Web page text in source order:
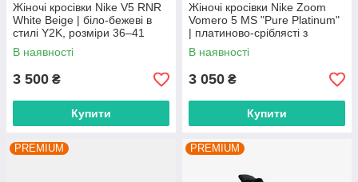
Жіночі кросівки Nike V5 RNR
White Beige | біло-бежеві в
стилі Y2K, розміри 36–41
В наявності
3 500 ₴
Купити
Жіночі кросівки Nike Zoom
Vomero 5 MS "Pure Platinum"
| платиново-сріблясті з
сіткою, розміри 36–42
В наявності
3 050 ₴
Купити
PREMIUM PREMIUM